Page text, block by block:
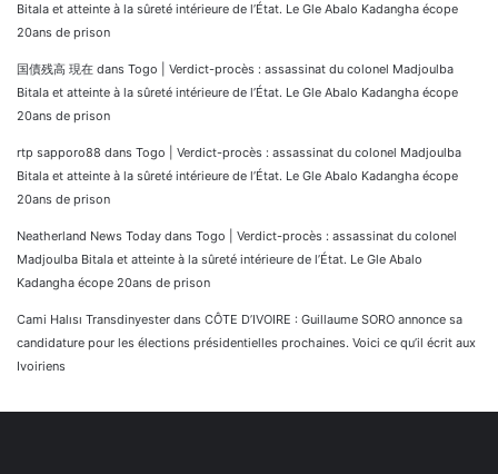
Bitala et atteinte à la sûreté intérieure de l’État. Le Gle Abalo Kadangha écope
20ans de prison
国債残高 現在 dans Togo | Verdict-procès : assassinat du colonel Madjoulba
Bitala et atteinte à la sûreté intérieure de l’État. Le Gle Abalo Kadangha écope
20ans de prison
rtp sapporo88 dans Togo | Verdict-procès : assassinat du colonel Madjoulba
Bitala et atteinte à la sûreté intérieure de l’État. Le Gle Abalo Kadangha écope
20ans de prison
Neatherland News Today dans Togo | Verdict-procès : assassinat du colonel
Madjoulba Bitala et atteinte à la sûreté intérieure de l’État. Le Gle Abalo
Kadangha écope 20ans de prison
Cami Halısı Transdinyester dans CÔTE D’IVOIRE : Guillaume SORO annonce sa
candidature pour les élections présidentielles prochaines. Voici ce qu’il écrit aux
Ivoiriens